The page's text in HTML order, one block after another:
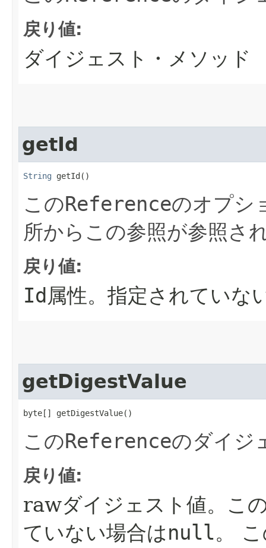
戻り値:
ダイジェスト・メソッド
getId
String getId()
このReferenceのオプシ
所からこの参照が参照さ
戻り値:
Id属性。指定されていな
getDigestValue
byte[] getDigestValue()
このReferenceのダイジ
戻り値:
rawダイジェスト値。こ
ていない場合はnull。